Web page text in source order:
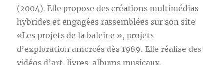
(2004). Elle propose des créations multimédias
hybrides et engagées rassemblées sur son site
«Les projets de la baleine », projets
d’exploration amorcés dès 1989. Elle réalise des
vidéos d’art, livres, albums musicaux.